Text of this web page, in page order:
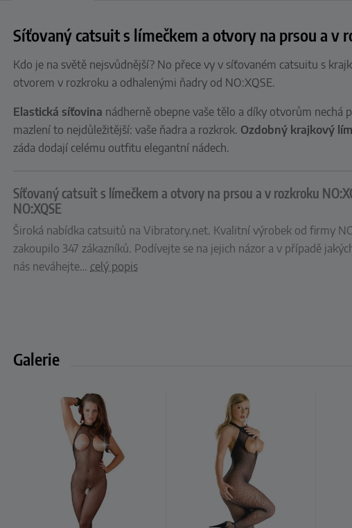
Síťovaný catsuit s límečkem a otvory na prsou a v
Kdo je na světě nejsvůdnější? No přece vy v síťovaném catsuitu s
otvorem v rozkroku a odhalenými ňadry od NO:XQSE.
Elastická síťovina nádherně obepne vaše tělo a díky otvorům nechá
mazlení to nejdůležitější: vaše ňadra a rozkrok. Ozdobný krajkový
záda dodají celému outfitu elegantní nádech.
Síťovaný catsuit s límečkem a otvory na prsou a v rozkroku
NO:XQSE
Široká nabídka catsuitů na Vibratory.net. Kvalitní výrobek od firmy
zakoupilo 347 zákazníků. Podívejte se na jejich názor a v případě
nás neváhejte… celý popis
Galerie